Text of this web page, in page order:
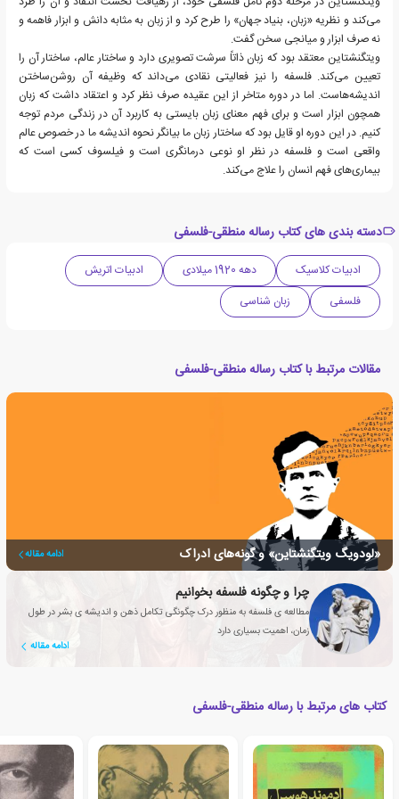
می‌کند و نظریه «زبان، بنیاد جهان» را طرح کرد و از زبان به مثابه دانش و ابزار فاهمه و
نه صرف ابزار و میانجی سخن گفت.
ویتگنشتاین معتقد بود که زبان ذاتاً سرشت تصویری دارد و ساختار عالم، ساختار آن را
تعیین می‌کند. فلسفه را نیز فعالیتی نقادی می‌داند که وظیفه آن روشن‌ساختن
اندیشه‌هاست. اما در دوره متاخر از این عقیده صرف نظر کرد و اعتقاد داشت که زبان
همچون ابزار است و برای فهم معنای زبان بایستی به کاربرد آن در زندگی مردم توجه
کنیم. در این دوره او قایل بود که ساختار زبان ما بیانگر نحوه اندیشه ما در خصوص عالم
واقعی است و فلسفه در نظر او نوعی درمانگری است و فیلسوف کسی است که
بیماری‌های فهم انسان را علاج می‌کند.
دسته بندی های کتاب رساله منطقی-فلسفی
ادبیات کلاسیک دهه 1920 میلادی
ادبیات اتریش
فلسفی
زبان شناسی
مقالات مرتبط با کتاب رساله منطقی-فلسفی
«لودویگ ویتگنشتاین» و گونه‌های ادراک ادامه مقاله
چرا و چگونه فلسفه بخوانیم
مطالعه ی فلسفه به منظور درک چگونگی تکامل ذهن و اندیشه ی بشر در طول
زمان، اهمیت بسیاری دارد
ادامه مقاله
کتاب های مرتبط با رساله منطقی-فلسفی